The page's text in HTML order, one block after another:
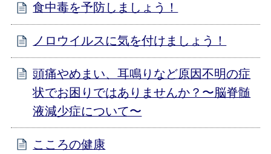
食中毒を予防しましょう！
ノロウイルスに気を付けましょう！
頭痛やめまい、耳鳴りなど原因不明の症
状でお困りではありませんか？〜脳脊髄
液減少症について〜
こころの健康